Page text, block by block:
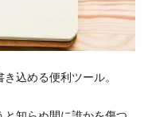
込める便利ツール。